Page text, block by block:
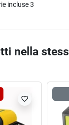
incluse 3
nella
favorite_border